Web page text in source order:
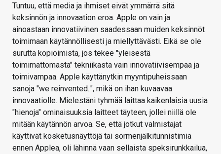
Tuntuu, että media ja ihmiset eivät ymmärrä sitä
keksinnön ja innovaation eroa. Apple on vain ja
ainoastaan innovatiivinen saadessaan muiden keksinnöt
toimimaan käytännöllisesti ja miellyttävästi. Eikä se ole
surutta kopioimista, jos tekee "yleisestä
toimimattomasta" tekniikasta vain innovatiivisempaa ja
toimivampaa. Apple käyttänytkin myyntipuheissaan
sanoja "we reinvented..", mikä on ihan kuvaavaa
innovaatiolle. Mielestäni tyhmää laittaa kaikenlaisia uusia
"hienoja" ominaisuuksia laitteet täyteen, jollei niillä ole
mitään käytännön arvoa. Se, että jotkut valmistajat
käyttivät kosketusnäyttöjä tai sormenjälkitunnistimia
ennen Applea, oli lähinnä vaan sellaista speksirunkkailua,